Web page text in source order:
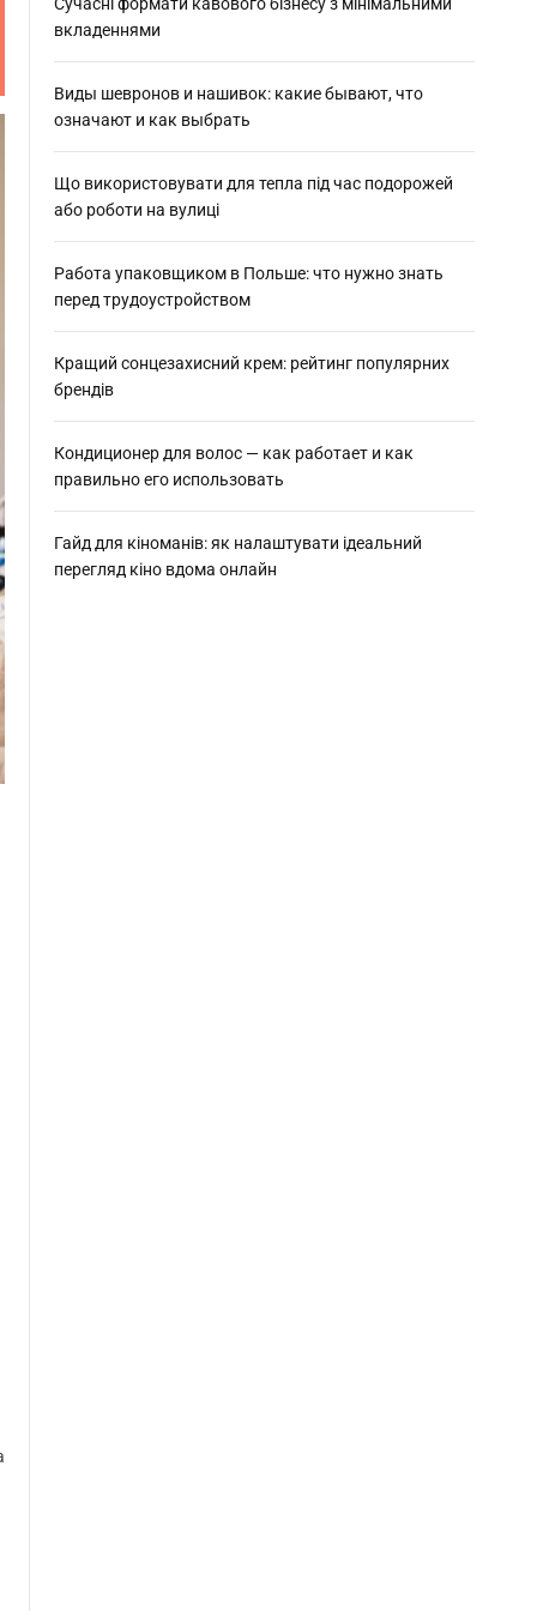
вкладеннями
Виды шевронов и нашивок: какие бывают, что
означают и как выбрать
Що використовувати для тепла під час подорожей
або роботи на вулиці
Работа упаковщиком в Польше: что нужно знать
перед трудоустройством
Кращий сонцезахисний крем: рейтинг популярних
брендів
Кондиционер для волос — как работает и как
правильно его использовать
Гайд для кіноманів: як налаштувати ідеальний
перегляд кіно вдома онлайн